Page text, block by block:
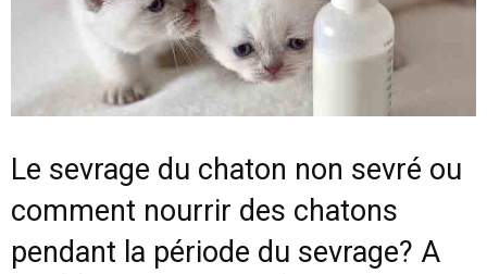
Le sevrage du chaton non sevré ou
comment nourrir des chatons
pendant la période du sevrage? A